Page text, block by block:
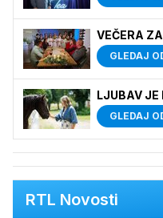
VEČERA
GLEDAJ
LJUBAV JE
GLEDAJ
RTL Novosti